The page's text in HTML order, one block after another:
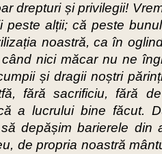
drepturi și privilegii!
peste alții; că peste
noastră, ca în
nici măcar nu ne
și dragii noștri
fără sacrificiu, fără
a lucrului bine făcut.
depășim barierele
de propria noastră